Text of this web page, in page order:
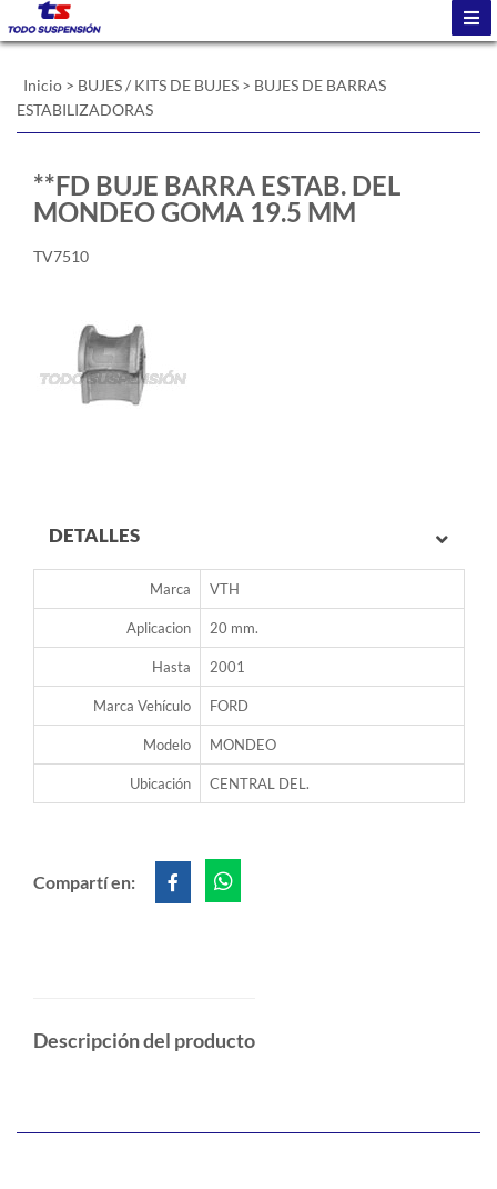
Inicio > BUJES / KITS DE BUJES > BUJES DE BARRAS
ESTABILIZADORAS
**FD BUJE BARRA ESTAB. DEL
MONDEO GOMA 19.5 MM
TV7510
DETALLES
Marca VTH
Aplicacion 20 mm.
Hasta 2001
Marca Vehículo FORD
Modelo MONDEO
Ubicación CENTRAL DEL.
Compartí en:
Descripción del producto